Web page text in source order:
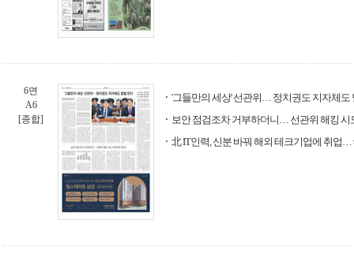
6면
A6
[종합]
'그들만의 세상' 선관위… 정치권도 지자체도
보안 점검조차 거부하더니… 선관위 해킹 시
北 IT인력, 신분 바꿔 해외 테크기업에 취업